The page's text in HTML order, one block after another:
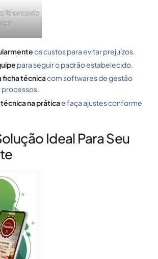
Técnica de
os custos para evitar prejuízos.
para seguir o padrão estabelecido.
ficha técnicacom softwares de gestão
processos.
na práticae faça ajustes conforme
Ideal Para Seu